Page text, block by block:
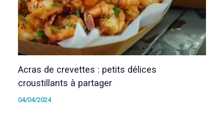
Acras de crevettes : petits délices
croustillants à partager
04/04/2024